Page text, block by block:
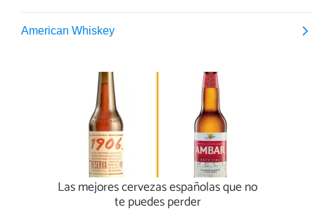
Las mejores cervezas españolas que no
te puedes perder